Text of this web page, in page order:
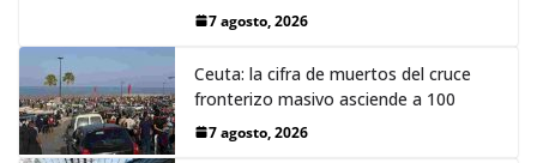
7 agosto, 2026
Ceuta: la cifra de muertos del cruce
fronterizo masivo asciende a 100
7 agosto, 2026